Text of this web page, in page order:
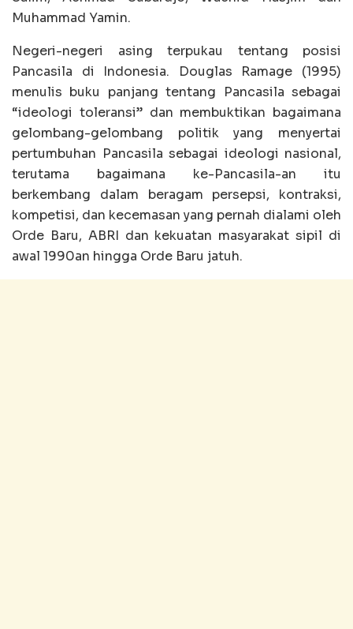
Muhammad Yamin.
Negeri-negeri asing terpukau tentang posisi
Pancasila di Indonesia. Douglas Ramage (1995)
menulis buku panjang tentang Pancasila sebagai
“ideologi toleransi” dan membuktikan bagaimana
gelombang-gelombang politik yang menyertai
pertumbuhan Pancasila sebagai ideologi nasional,
terutama bagaimana ke-Pancasila-an itu
berkembang dalam beragam persepsi, kontraksi,
kompetisi, dan kecemasan yang pernah dialami oleh
Orde Baru, ABRI dan kekuatan masyarakat sipil di
awal 1990an hingga Orde Baru jatuh.